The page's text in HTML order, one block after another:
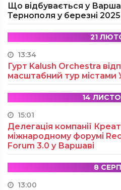
Що відбувається у
Тернополя у березні 2025
21
13:34
Гурт Kalush Orchestra
масштабний тур містами
14
15:01
Делегація компанії
міжнародному форумі
Forum 3.0 у Варшаві
8
13:00